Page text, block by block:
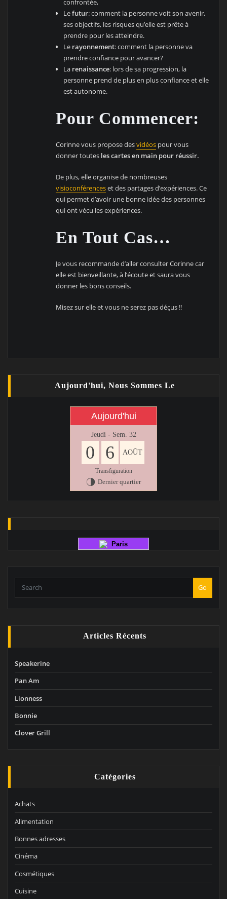
confrontée,
Lefutur: comment la personne voit son avenir,
ses objectifs, les risques qu’elle est prête à
prendre pour les atteindre.
Le rayonnement: comment la personne va
prendre confiance pour avancer?
La renaissance: lors de sa progression, la
personne prend de plus en plus confiance et elle
est autonome.
Pour Commencer:
Corinne vous propose desvidéos pour vous
donner toutes les cartes en main pour réussir.
De plus, elle organise de nombreuses
visioconférenceset des partages d’expériences. Ce
qui permet d’avoir une bonne idée des personnes
qui ont vécu les expériences.
En Tout Cas…
Je vous recommande d’aller consulter Corinne car
elle est bienveillante, à l’écoute et saura vous
donner les bons conseils.
Misez sur elle et vous ne serez pas déçus !!
Aujourd'hui, Nous Sommes Le
Aujourd'hui
Jeudi - Sem. 32
0 6 AOÛT
Transfiguration
T Dernier quartier
Paris
Go
Articles Récents
Speakerine
Pan Am
Lionness
Bonnie
Clover Grill
Catégories
Achats
Alimentation
Bonnes adresses
Cinéma
Cosmétiques
Cuisine